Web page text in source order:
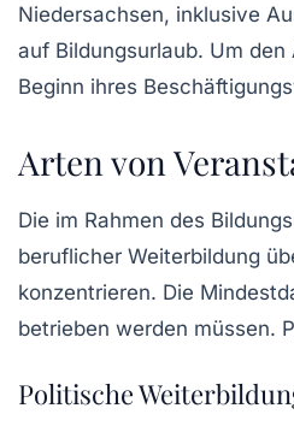
Niedersachsen, inklusive
auf Bildungsurlaub. Um
Beginn ihres
Arten von
Die im Rahmen des
beruflicher Weiterbildung
konzentrieren. Die
betrieben werden müssen.
Politische